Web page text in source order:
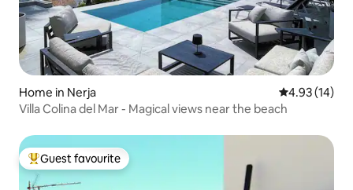
Home in Nerja 4.93 out of 5
4.93 (14)
Villa Colina del Mar - Magical views near the beach
Top guest favourite
Guest favourite